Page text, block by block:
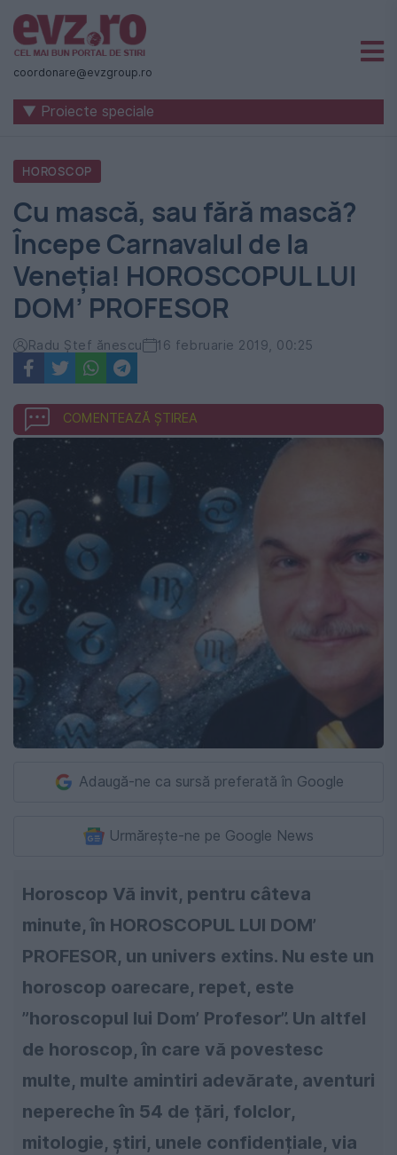
Știri
naționale
internaționale
România
-
Evenimentul
Zilei
coordonare@evzgroup.ro
▼ Proiecte speciale
HOROSCOP
Cu mască, sau fără mască?
Începe Carnavalul de la
Veneția! HOROSCOPUL LUI
DOM’ PROFESOR
Radu Ştef ănescu 16 februarie 2019, 00:25
COMENTEAZĂ ȘTIREA
Adaugă-ne ca sursă preferată în Google
Urmărește-ne pe Google News
Horoscop Vă invit, pentru câteva
minute, în HOROSCOPUL LUI DOM’
PROFESOR, un univers extins. Nu este un
horoscop oarecare, repet, este
”horoscopul lui Dom’ Profesor”. Un altfel
de horoscop, în care vă povestesc
multe, multe amintiri adevărate, aventuri
nepereche în 54 de țări, folclor,
mitologie, știri, unele confidențiale, via